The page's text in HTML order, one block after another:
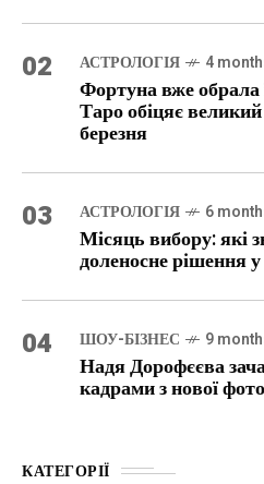
02 АСТРОЛОГІЯ 4
Фортуна вже обрала
Таро обіцяє
березня
03 АСТРОЛОГІЯ 6
Місяць вибору: які
доленосне рішення
04 ШОУ-БІЗНЕС 9
Надя Дорофєєва
кадрами з нової
КАТЕГОРІЇ